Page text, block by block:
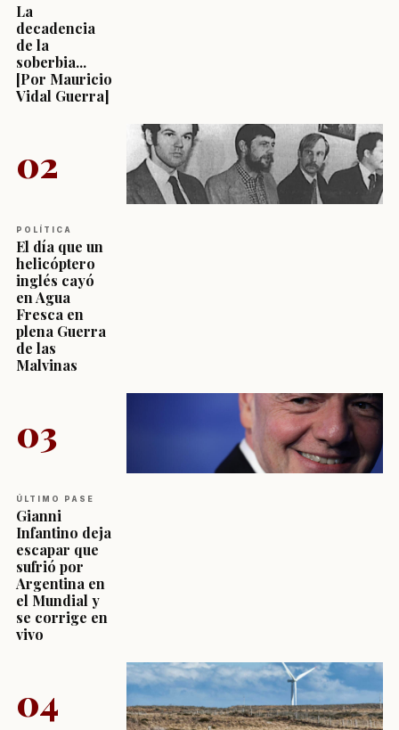
La
decadencia
de la
soberbia...
[Por Mauricio
Vidal Guerra]
02
POLÍTICA
El día que un
helicóptero
inglés cayó
en Agua
Fresca en
plena Guerra
de las
Malvinas
03
ÚLTIMO PASE
Gianni
Infantino deja
escapar que
sufrió por
Argentina en
el Mundial y
se corrige en
vivo
04